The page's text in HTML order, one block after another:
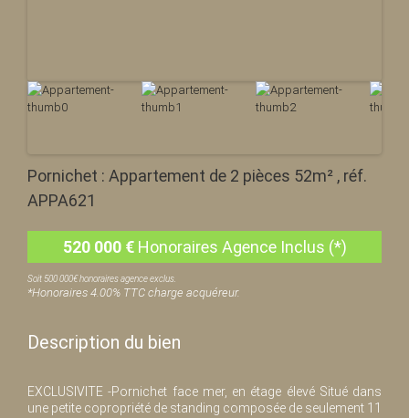
Pornichet : Appartement de 2 pièces 52m² , réf.
APPA621
520 000€ Honoraires Agence Inclus (*)
Soit 500 000€ honoraires agence exclus.
*Honoraires 4.00% TTC charge acquéreur.
Description du bien
EXCLUSIVITE -Pornichet face mer, en étage élevé Situé dans
une petite copropriété de standing composée de seulement 11